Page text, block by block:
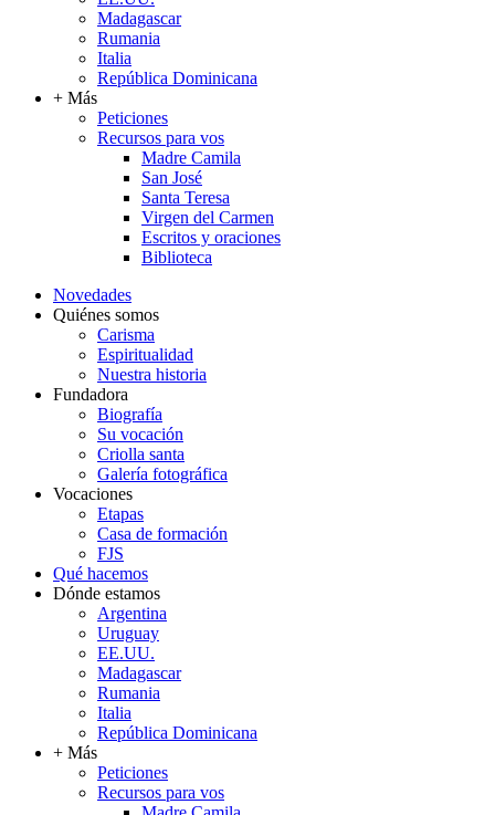
Madagascar
Rumania
Italia
República Dominicana
+ Más
Peticiones
Recursos para vos
Madre Camila
San José
Santa Teresa
Virgen del Carmen
Escritos y oraciones
Biblioteca
Novedades
Quiénes somos
Carisma
Espiritualidad
Nuestra historia
Fundadora
Biografía
Su vocación
Criolla santa
Galería fotográfica
Vocaciones
Etapas
Casa de formación
FJS
Qué hacemos
Dónde estamos
Argentina
Uruguay
EE.UU.
Madagascar
Rumania
Italia
República Dominicana
+ Más
Peticiones
Recursos para vos